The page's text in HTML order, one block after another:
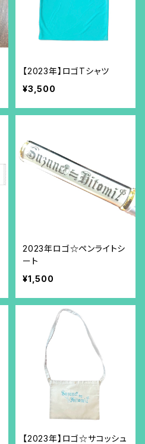
【2023年】ロゴTシャツ
¥3,500
2023年ロゴ☆ペンライトシ
ート
¥1,500
【2023年】ロゴ☆サコッシュ